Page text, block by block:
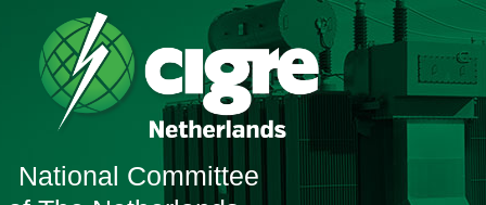
inhoud
National Committee